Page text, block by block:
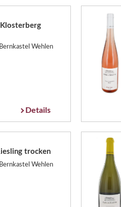
Klosterberg
Wehlen
Details
trocken
Wehlen